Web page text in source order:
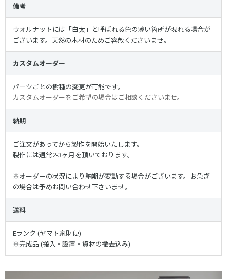
備考
ウォルナットには「白太」と呼ばれる色の薄い箇所が現れる場合が
ございます。天然の木材のためご容赦くださいませ。
カスタムオーダー
パーツごとの樹種の変更が可能です。
カスタムオーダーをご希望の場合はご相談くださいませ。
納期
ご注文があってから製作を開始いたします。
製作には通常2-3ヶ月を頂いております。
※オーダーの状況により納期が変動する場合がございます。お急ぎ
の場合は予めお問い合わせ下さいませ。
送料
Eランク (ヤマト家財便)
※完成品 (搬入・設置・資材の撤去込み)